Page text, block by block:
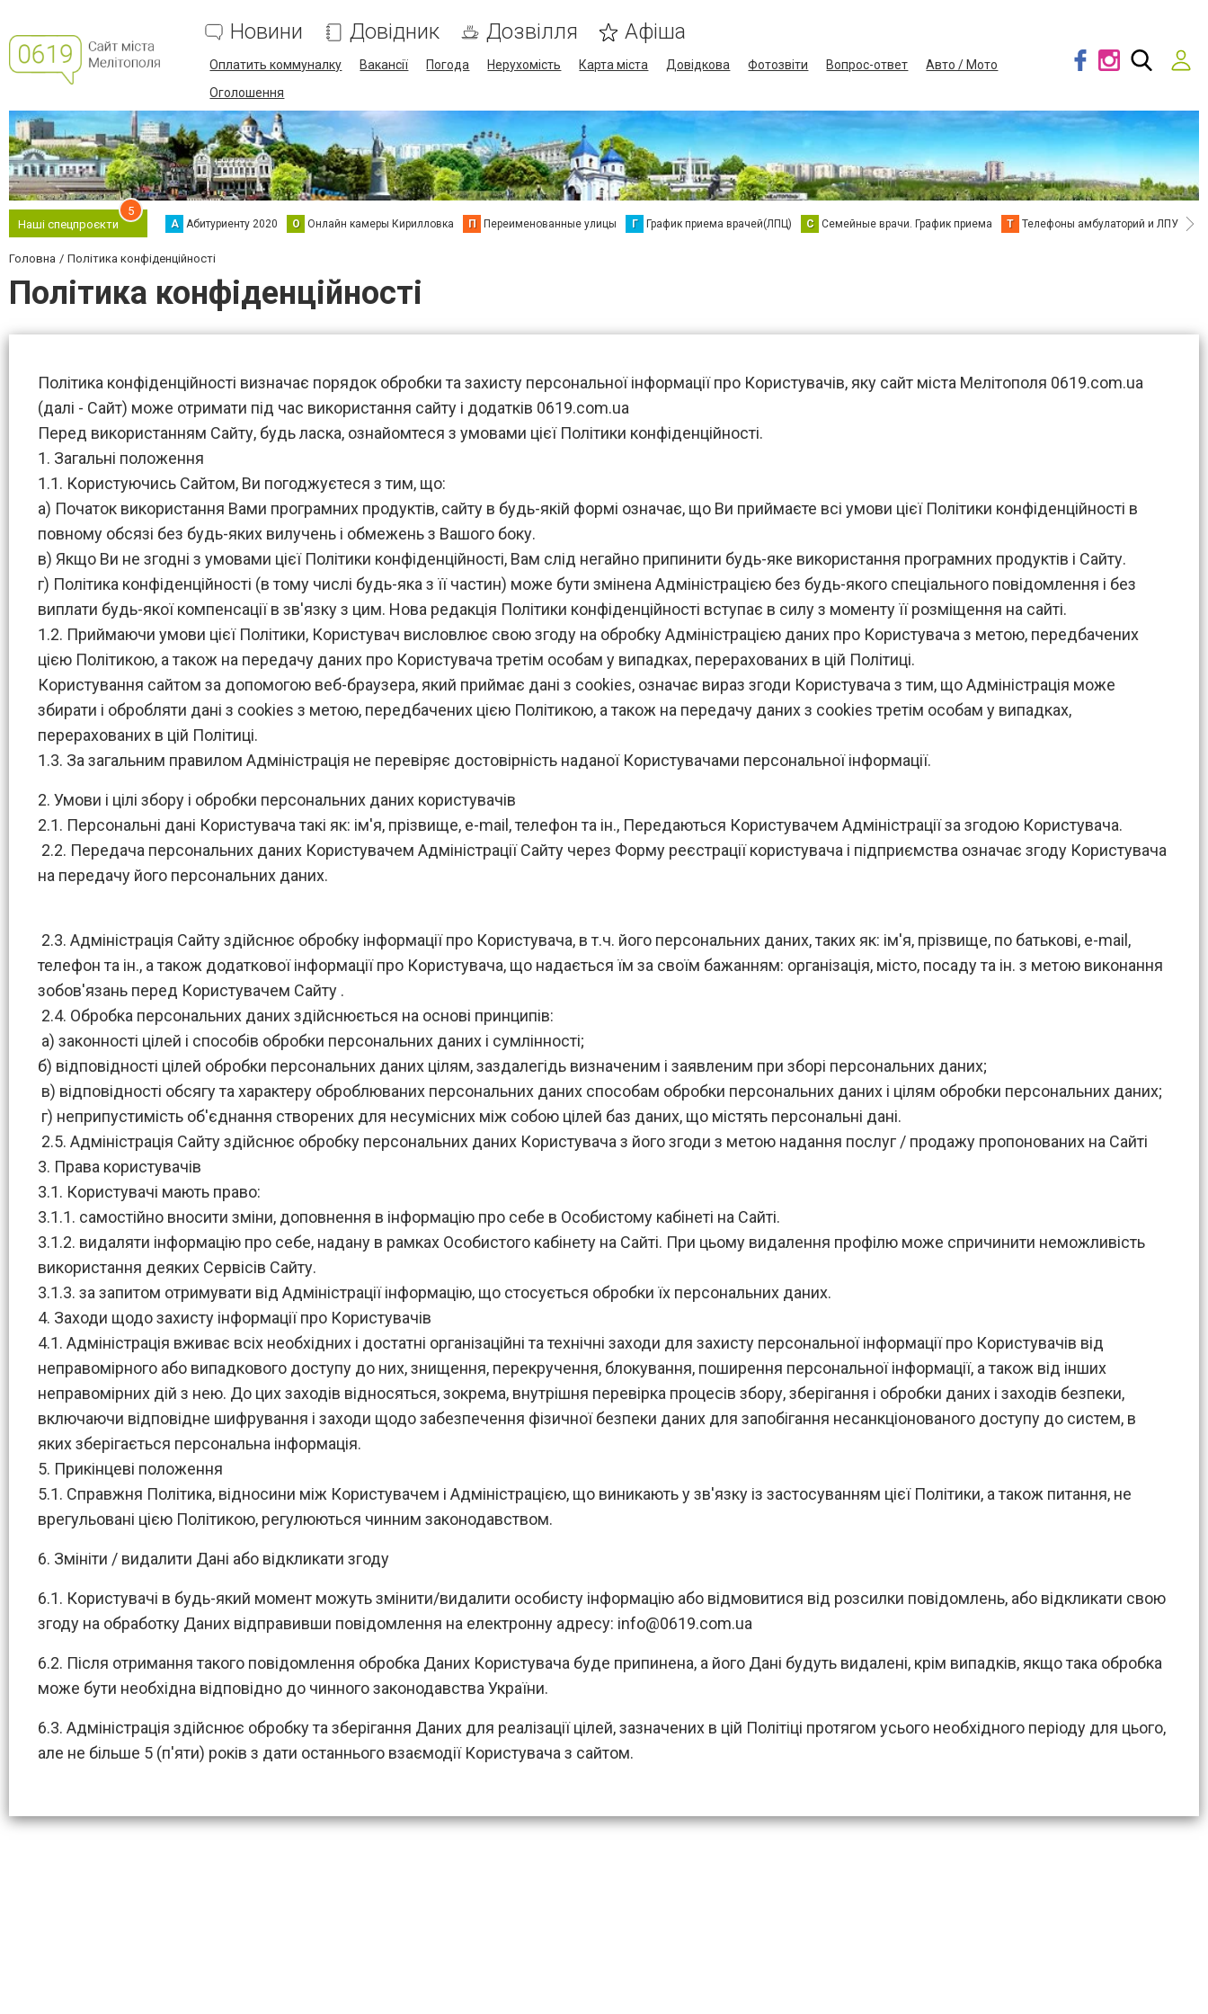
Новини Довідник Дозвілля Афіша
Оплатить коммуналку Вакансії Погода Нерухомість Карта міста Довідкова Фотозвіти Вопрос-ответ
Авто / Мото
Оголошення
Наші спецпроєкти
5
А Абитуриенту 2020 О Онлайн камеры Кирилловка П Переименованные улицы Г График приема врачей(ЛПЦ) С Семейные врачи. График приема Т Телефоны амбулаторий и ЛПУ В
Головна Політика конфіденційності
Політика конфіденційності
Політика конфіденційності визначає порядок обробки та захисту персональної інформації про Користувачів, яку сайт міста Мелітополя 0619.com.ua
(далі - Сайт) може отримати під час використання сайту і додатків 0619.com.ua
Перед використанням Сайту, будь ласка, ознайомтеся з умовами цієї Політики конфіденційності.
1. Загальні положення
1.1. Користуючись Сайтом, Ви погоджуєтеся з тим, що:
а) Початок використання Вами програмних продуктів, сайту в будь-якій формі означає, що Ви приймаєте всі умови цієї Політики конфіденційності в
повному обсязі без будь-яких вилучень і обмежень з Вашого боку.
в) Якщо Ви не згодні з умовами цієї Політики конфіденційності, Вам слід негайно припинити будь-яке використання програмних продуктів і Сайту.
г) Політика конфіденційності (в тому числі будь-яка з її частин) може бути змінена Адміністрацією без будь-якого спеціального повідомлення і без
виплати будь-якої компенсації в зв'язку з цим. Нова редакція Політики конфіденційності вступає в силу з моменту її розміщення на сайті.
1.2. Приймаючи умови цієї Політики, Користувач висловлює свою згоду на обробку Адміністрацією даних про Користувача з метою, передбачених
цією Політикою, а також на передачу даних про Користувача третім особам у випадках, перерахованих в цій Політиці.
Користування сайтом за допомогою веб-браузера, який приймає дані з cookies, означає вираз згоди Користувача з тим, що Адміністрація може
збирати і обробляти дані з cookies з метою, передбачених цією Політикою, а також на передачу даних з cookies третім особам у випадках,
перерахованих в цій Політиці.
1.3. За загальним правилом Адміністрація не перевіряє достовірність наданої Користувачами персональної інформації.
2. Умови і цілі збору і обробки персональних даних користувачів
2.1. Персональні дані Користувача такі як: ім'я, прізвище, e-mail, телефон та ін., Передаються Користувачем Адміністрації за згодою Користувача.
2.2. Передача персональних даних Користувачем Адміністрації Сайту через Форму реєстрації користувача і підприємства означає згоду Користувача
на передачу його персональних даних.
2.3. Адміністрація Сайту здійснює обробку інформації про Користувача, в т.ч. його персональних даних, таких як: ім'я, прізвище, по батькові, e-mail,
телефон та ін., а також додаткової інформації про Користувача, що надається їм за своїм бажанням: організація, місто, посаду та ін. з метою виконання
зобов'язань перед Користувачем Сайту .
2.4. Обробка персональних даних здійснюється на основі принципів:
а) законності цілей і способів обробки персональних даних і сумлінності;
б) відповідності цілей обробки персональних даних цілям, заздалегідь визначеним і заявленим при зборі персональних даних;
в) відповідності обсягу та характеру оброблюваних персональних даних способам обробки персональних даних і цілям обробки персональних даних;
г) неприпустимість об'єднання створених для несумісних між собою цілей баз даних, що містять персональні дані.
2.5. Адміністрація Сайту здійснює обробку персональних даних Користувача з його згоди з метою надання послуг / продажу пропонованих на Сайті
3. Права користувачів
3.1. Користувачі мають право:
3.1.1. самостійно вносити зміни, доповнення в інформацію про себе в Особистому кабінеті на Сайті.
3.1.2. видаляти інформацію про себе, надану в рамках Особистого кабінету на Сайті. При цьому видалення профілю може спричинити неможливість
використання деяких Сервісів Сайту.
3.1.3. за запитом отримувати від Адміністрації інформацію, що стосується обробки їх персональних даних.
4. Заходи щодо захисту інформації про Користувачів
4.1. Адміністрація вживає всіх необхідних і достатні організаційні та технічні заходи для захисту персональної інформації про Користувачів від
неправомірного або випадкового доступу до них, знищення, перекручення, блокування, поширення персональної інформації, а також від інших
неправомірних дій з нею. До цих заходів відносяться, зокрема, внутрішня перевірка процесів збору, зберігання і обробки даних і заходів безпеки,
включаючи відповідне шифрування і заходи щодо забезпечення фізичної безпеки даних для запобігання несанкціонованого доступу до систем, в
яких зберігається персональна інформація.
5. Прикінцеві положення
5.1. Справжня Політика, відносини між Користувачем і Адміністрацією, що виникають у зв'язку із застосуванням цієї Політики, а також питання, не
врегульовані цією Політикою, регулюються чинним законодавством.
6. Змініти / видалити Дані або відкликати згоду
6.1. Користувачі в будь-який момент можуть змінити/видалити особисту інформацію або відмовитися від розсилки повідомлень, або відкликати свою
згоду на обработку Даних відправивши повідомлення на електронну адресу: info@0619.com.ua
6.2. Після отримання такого повідомлення обробка Даних Користувача буде припинена, а його Дані будуть видалені, крім випадків, якщо така обробка
може бути необхідна відповідно до чинного законодавства України.
6.3. Адміністрація здійснює обробку та зберігання Даних для реалізації цілей, зазначених в цій Політіці протягом усього необхідного періоду для цього,
але не більше 5 (п'яти) років з дати останнього взаємодії Користувача з сайтом.